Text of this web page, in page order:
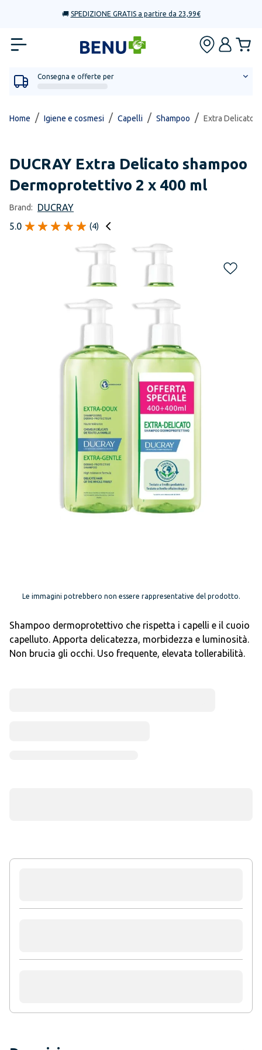
🚚 SPEDIZIONE GRATIS a partire da 23,99€
Consegna e offerte per
Home / Igiene e cosmesi / Capelli / Shampoo / Extra Delicato
DUCRAY Extra Delicato shampoo
Dermoprotettivo 2 x 400 ml
Brand:
DUCRAY
5.0
(4)
Le immagini potrebbero non essere rappresentative del prodotto.
Shampoo dermoprotettivo che rispetta i capelli e il cuoio
capelluto. Apporta delicatezza, morbidezza e luminosità.
Non brucia gli occhi. Uso frequente, elevata tollerabilità.